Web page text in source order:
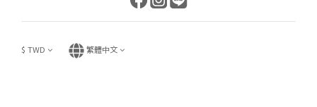
$ TWD 繁體中文